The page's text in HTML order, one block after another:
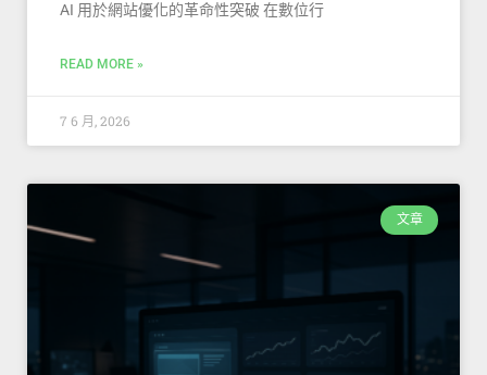
AI 用於網站優化的革命性突破 在數位行
READ MORE »
7 6 月, 2026
文章